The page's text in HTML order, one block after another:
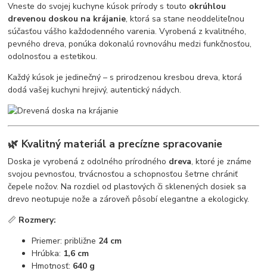
Vneste do svojej kuchyne kúsok prírody s touto okrúhlou
drevenou doskou na krájanie, ktorá sa stane neoddeliteľnou
súčasťou vášho každodenného varenia. Vyrobená z kvalitného,
pevného dreva, ponúka dokonalú rovnováhu medzi funkčnosťou,
odolnosťou a estetikou.
Každý kúsok je jedinečný – s prirodzenou kresbou dreva, ktorá
dodá vašej kuchyni hrejivý, autentický nádych.
🌿 Kvalitný materiál a precízne spracovanie
Doska je vyrobená z odolného prírodného dreva, ktoré je známe
svojou pevnosťou, trvácnosťou a schopnosťou šetrne chrániť
čepele nožov. Na rozdiel od plastových či sklenených dosiek sa
drevo neotupuje nože a zároveň pôsobí elegantne a ekologicky.
📏 Rozmery:
Priemer: približne 24 cm
Hrúbka: 1,6 cm
Hmotnosť: 640 g